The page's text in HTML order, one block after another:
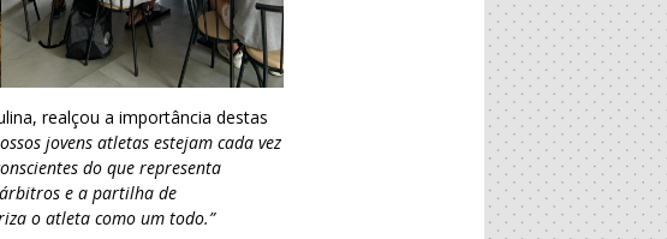
realçou a importância destas
jovens atletas estejam cada vez
do que representa
e a partilha de
o atleta como um todo.”